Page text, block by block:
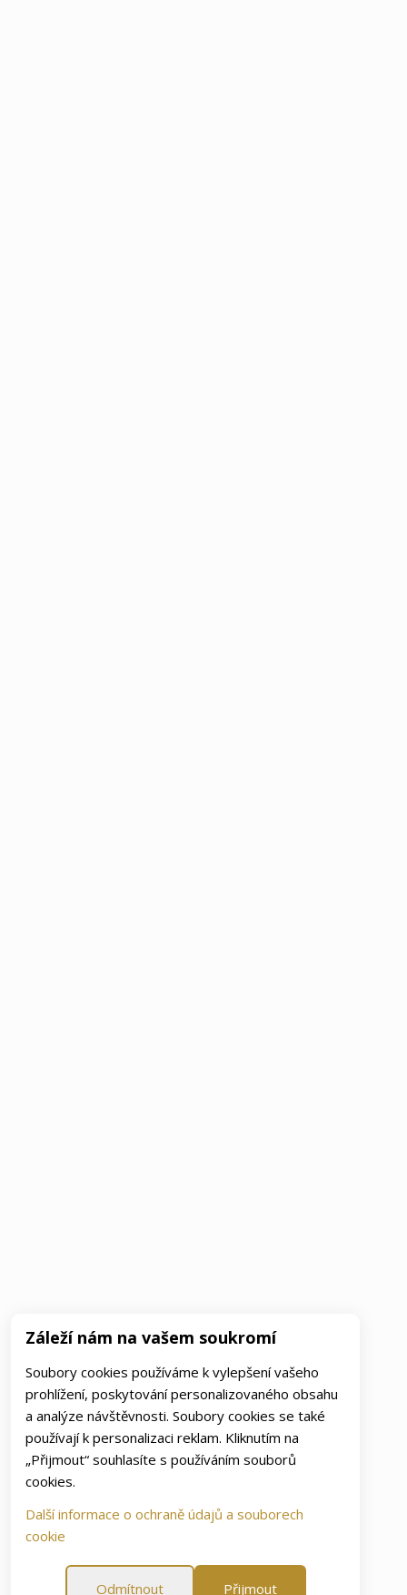
Záleží nám na vašem soukromí
Soubory cookies používáme k vylepšení vašeho
prohlížení, poskytování personalizovaného obsahu
a analýze návštěvnosti. Soubory cookies se také
používají k personalizaci reklam. Kliknutím na
„Přijmout“ souhlasíte s používáním souborů
cookies.
Další informace o ochraně údajů a souborech
cookie
Odmítnout Přijmout